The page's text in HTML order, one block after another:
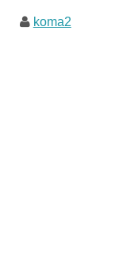
koma2